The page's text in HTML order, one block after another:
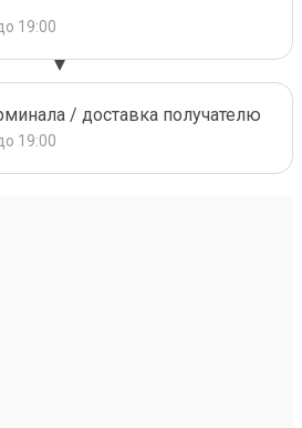
19:00
/ доставка получателю
19:00